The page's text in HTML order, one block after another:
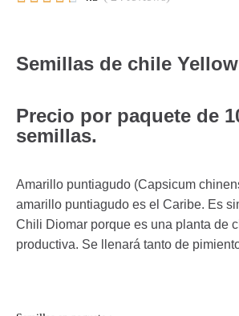
Semillas de chile
Precio por paquete de
semillas.
Amarillo puntiagudo (Capsicum
amarillo puntiagudo es el Caribe. Es
Chili Diomar porque es una planta de
productiva. Se llenará tanto de